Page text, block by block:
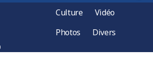
Culture
Vidéo
Photos
Divers